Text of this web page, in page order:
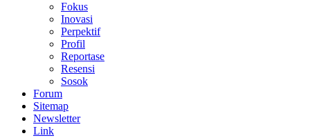
Fokus
Inovasi
Perpektif
Profil
Reportase
Resensi
Sosok
Forum
Sitemap
Newsletter
Link